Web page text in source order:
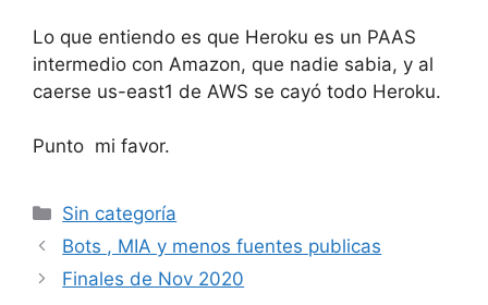
Lo que entiendo es que Heroku es un PAAS
intermedio con Amazon, que nadie sabia, y al
caerse us-east1 de AWS se cayó todo Heroku.
Punto mi favor.
Categorías
Sin categoría
Bots , MIA y menos fuentes publicas
Finales de Nov 2020